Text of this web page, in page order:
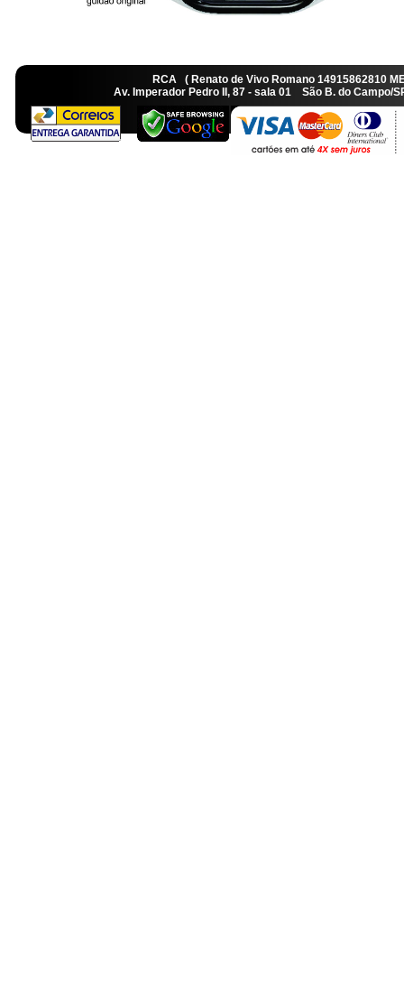
RCA ( Renato de Vivo Romano
Av. Imperador Pedro II, 87 - sala 01 São B. do